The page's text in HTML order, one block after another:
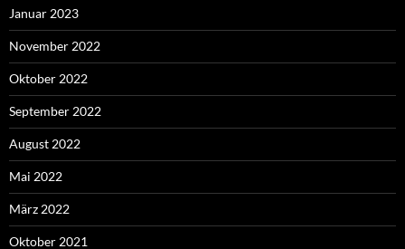
Januar 2023
November 2022
Oktober 2022
September 2022
August 2022
Mai 2022
März 2022
Oktober 2021